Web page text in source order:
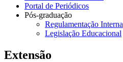
Portal de Periódicos
Pós-graduação
Regulamentação Interna
Legislação Educacional
Extensão